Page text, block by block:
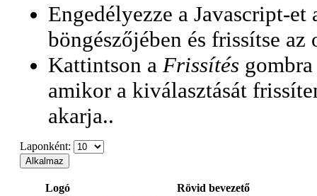
Engedélyezze a Javascript-et
böngészőjében és frissítse az
Kattintson a Frissítés gombra
amikor a kiválasztását
akarja..
Laponként:
Logó Rövid bevezető